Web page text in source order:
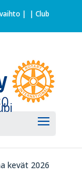
| | Club
kevät 2026